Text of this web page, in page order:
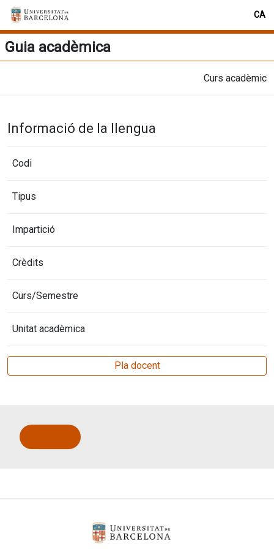
CA
Guia acadèmica
Curs acadèmic
Informació de la llengua
Codi
Tipus
Impartició
Crèdits
Curs/Semestre
Unitat acadèmica
Pla docent